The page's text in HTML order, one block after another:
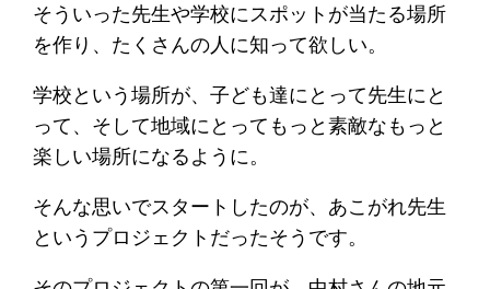
そういった先生や学校にスポットが当たる場所
を作り、たくさんの人に知って欲しい。
学校という場所が、子ども達にとって先生にと
って、そして地域にとってもっと素敵なもっと
楽しい場所になるように。
そんな思いでスタートしたのが、あこがれ先生
というプロジェクトだったそうです。